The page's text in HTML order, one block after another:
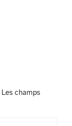
Les champs